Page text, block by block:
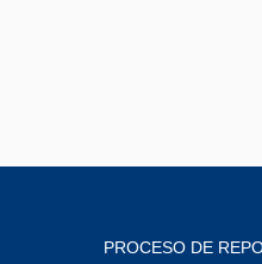
PROCESO DE